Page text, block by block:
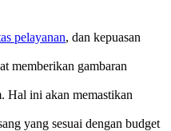
pelayanan, dan kepuasan
memberikan gambaran
Hal ini akan memastikan
yang sesuai dengan budget